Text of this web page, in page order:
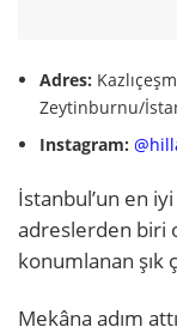
Adres:
Zeytinburnu/
Instagram:
İstanbul’un en iyi
adreslerden biri
konumlanan
Mekâna adım